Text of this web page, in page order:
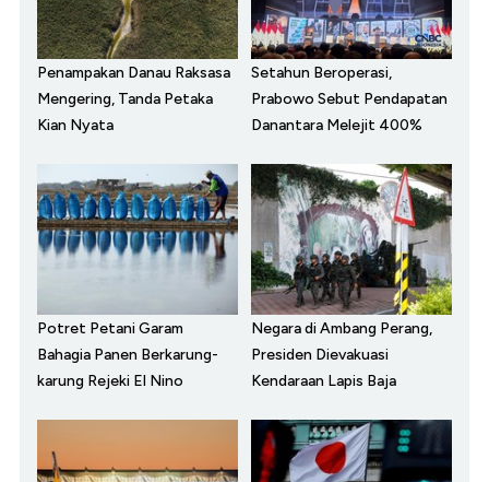
Penampakan Danau Raksasa
Mengering, Tanda Petaka
Kian Nyata
Setahun Beroperasi,
Prabowo Sebut Pendapatan
Danantara Melejit 400%
Potret Petani Garam
Bahagia Panen Berkarung-
karung Rejeki El Nino
Negara di Ambang Perang,
Presiden Dievakuasi
Kendaraan Lapis Baja